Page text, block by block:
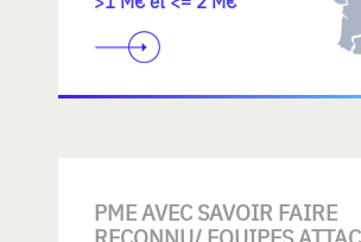
PME AVEC SAVOIR FAIRE